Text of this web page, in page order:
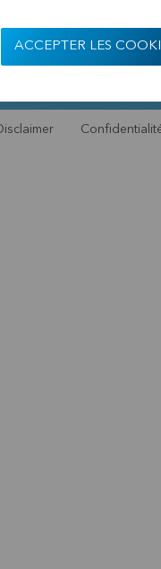
de presse.
ACCEPTER LES